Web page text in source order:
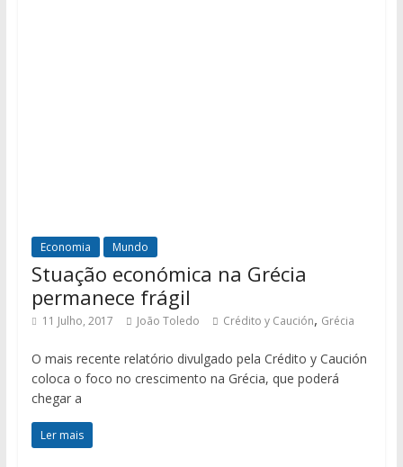
Economia Mundo
Stuação económica na Grécia
permanece frágil
11 Julho, 2017 João Toledo Crédito y Caución, Grécia
O mais recente relatório divulgado pela Crédito y Caución
coloca o foco no crescimento na Grécia, que poderá
chegar a
Ler mais